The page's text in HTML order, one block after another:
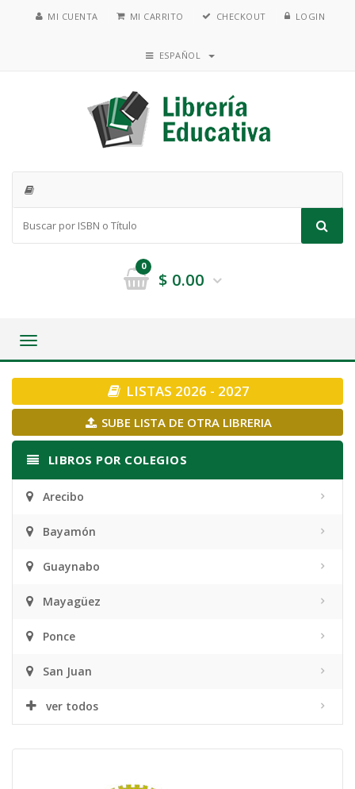
MI CUENTA MI CARRITO CHECKOUT LOGIN
ESPAÑOL
0
$ 0.00
Toggle
LISTAS 2026 - 2027
SUBE LISTA DE OTRA LIBRERIA
LIBROS POR COLEGIOS
Arecibo
Bayamón
Guaynabo
Mayagüez
Ponce
San Juan
ver todos